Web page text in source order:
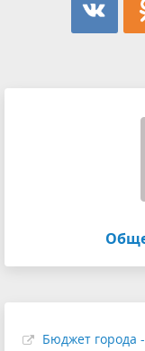
Бюджет города